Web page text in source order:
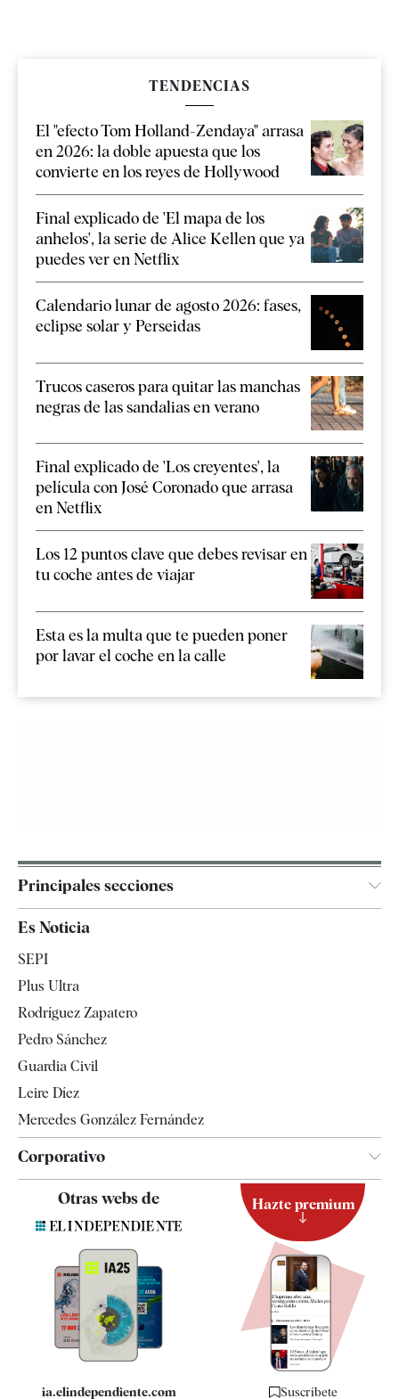
TENDENCIAS
El "efecto Tom Holland-Zendaya" arrasa
en 2026: la doble apuesta que los
convierte en los reyes de Hollywood
Final explicado de 'El mapa de los
anhelos', la serie de Alice Kellen que ya
puedes ver en Netflix
Calendario lunar de agosto 2026: fases,
eclipse solar y Perseidas
Trucos caseros para quitar las manchas
negras de las sandalias en verano
Final explicado de 'Los creyentes', la
película con José Coronado que arrasa
en Netflix
Los 12 puntos clave que debes revisar en
tu coche antes de viajar
Esta es la multa que te pueden poner
por lavar el coche en la calle
Principales secciones
España
Televisión
Es Noticia
SEPI
Plus Ultra
Rodríguez Zapatero
Pedro Sánchez
Guardia Civil
Leire Díez
Mercedes González Fernández
Corporativo
Contacto
Quiénes somos
Especificaciones
Otras webs de
ia.elindependiente.com
Hazte premium
Suscríbete